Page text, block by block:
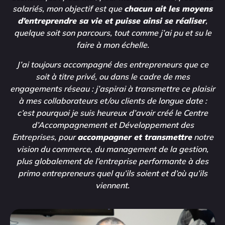
salariés, mon objectif est que chacun ait les moyens
d’entreprendre sa vie et puisse ainsi se réaliser,
quelque soit son parcours, tout comme j’ai pu et su le
faire à mon échelle.
J’ai toujours accompagné des entrepreneurs que ce
soit à titre privé, ou dans le cadre de mes
engagements réseau : j’aspirai à transmettre ce plaisir
à mes collaborateurs et/ou clients de longue date :
c’est pourquoi je suis heureux d’avoir créé le Centre
d’Accompagnement et Développement des
Entreprises, pouraccompagner et transmettrenotre
vision du commerce, du management de la gestion,
plus globalement de l’entreprise performante à des
primo entrepreneurs quel qu’ils soient et d’où qu’ils
viennent.